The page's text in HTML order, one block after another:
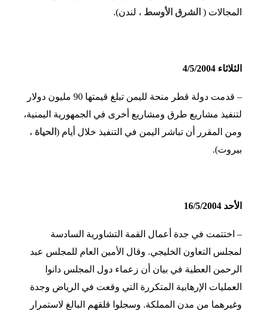
المجالات ( الشرق الأوسط ، لندن).
الثلاثاء 4/5/2004
– قدمت دولة قطر منحة لليمن تبلغ قيمتها 90 مليون دولار
لتنفيذ مشاريع طرق ومشاريع أخرى في الجمهورية اليمنية،
ومن المقرر أن تباشر اليمن في التنفيذ خلال أيام ( الحياة ،
بيروت).
الأحد 16/5/2004
– اختتمت في جدة أعمال القمة التشاورية السادسة
لمجلس التعاون الخليجي. وقال الأمين العام للمجلس عبد
الرحمن العطية في بيان أن زعماء دول المجلس دانوا
العمليات الإرهابية المتكررة التي وقعت في الرياض وجدة
وغيرهما من مدن المملكة. وسجلوا قلقهم البالغ لاستمرار